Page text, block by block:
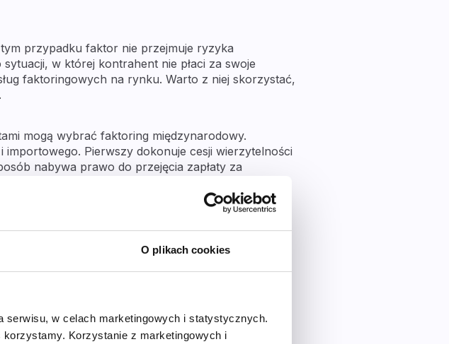
O plikach cookies
serwisu, w celach marketingowych i statystycznych.
Korzystanie z marketingowych i
przypadku faktor nie przejmuje ryzyka
w której kontrahent nie płaci za swoje
faktoringowych na rynku. Warto z niej skorzystać,
mogą wybrać faktoring międzynarodowy.
Pierwszy dokonuje cesji wierzytelności
nabywa prawo do przejęcia zapłaty za
faktorowi eksportowemu, by ten mógł
wsparcie w monitorowaniu płatności